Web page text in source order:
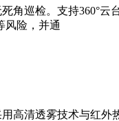
巡检。支持360°云
风险，并通
高清透雾技术与红外